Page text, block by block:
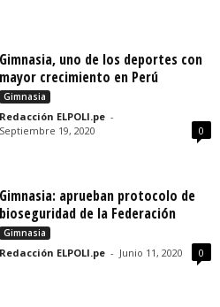
Gimnasia, uno de los deportes con
mayor crecimiento en Perú
Gimnasia
Redacción ELPOLI.pe -
Septiembre 19, 2020
0
Gimnasia: aprueban protocolo de
bioseguridad de la Federación
Gimnasia
Redacción ELPOLI.pe - Junio 11, 2020 0